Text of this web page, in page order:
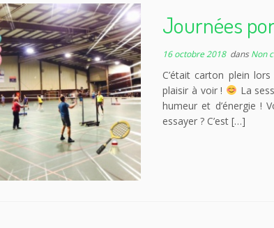
Journées
16 octobre 2018dansNon
C’était carton plein
plaisir à voir !
La
humeur et d’énergie !
essayer ? C’est […]